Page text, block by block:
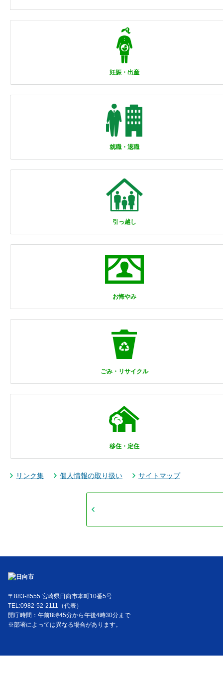
妊娠・出産
就職・退職
引っ越し
お悔やみ
ごみ・リサイクル
移住・定住
リンク集 個人情報の取り扱い サイトマップ
〒883-8555 宮崎県日向市本町10番5号
TEL:0982-52-2111（代表）
開庁時間：午前8時45分から午後4時30分まで
※部署によっては異なる場合があります。